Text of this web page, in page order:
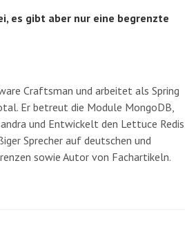
es gibt aber nur eine begrenzte
Craftsman und arbeitet als Spring
Er betreut die Module MongoDB,
und Entwickelt den Lettuce Redis
Sprecher auf deutschen und
sowie Autor von Fachartikeln.